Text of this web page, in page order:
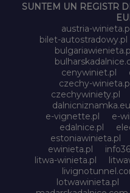
SUNTEM UN REGISTR
austria-
bilet-autostradowy.pl
cenywiniet.pl
czechy-
czechywiniety.pl
dalnicniznamka.eu
e-vignette.pl
e-
edalnice.pl
estoniawinieta.pl
ewinieta.pl
litwa-winieta.pl
lotwawinieta.pl